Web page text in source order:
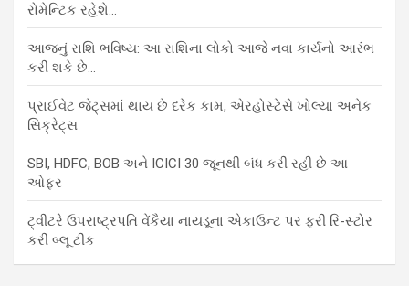
રોમેન્ટિક રહેશે…
આજનું રાશિ ભવિષ્ય: આ રાશિના લોકો આજે નવા કાર્યનો આરંભ
કરી શકે છે…
પ્રાઈવેટ જેટ્સમાં થાય છે દરેક કામ, એરહોસ્ટેસે ખોલ્યા અનેક
સિક્રેટ્સ
SBI, HDFC, BOB અને ICICI 30 જૂનથી બંધ કરી રહી છે આ
ઓફર
ટ્વીટરે ઉપરાષ્ટ્રપતિ વેંકૈયા નાયડૂના એકાઉન્ટ પર ફરી રિ-સ્ટોર
કરી બ્લૂ ટીક